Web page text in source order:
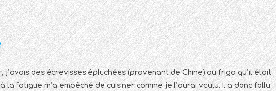
j’avais des écrevisses épluchées (provenant de Chine) au frigo qu’il était
fatigue m’a empêché de cuisiner comme je l’aurai voulu. Il a donc fallu